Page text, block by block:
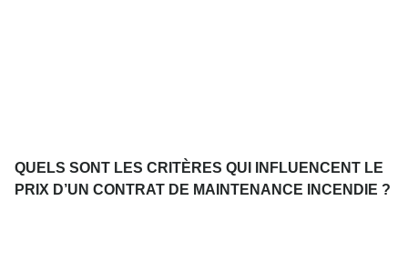
QUELS SONT LES CRITÈRES QUI INFLUENCENT LE
PRIX D’UN CONTRAT DE MAINTENANCE INCENDIE ?